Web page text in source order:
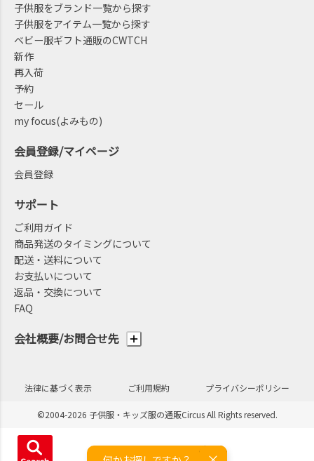
会社概要/お問合せ先
子供服をブランド一覧から探す
子供服をアイテム一覧から探す
ベビー服ギフト通販のCWTCH
新作
再入荷
予約
セール
my focus(よみもの)
会員登録/マイページ
会員登録
サポート
ご利用ガイド
商品発送のタイミングについて
配送・送料について
お支払いについて
返品・交換について
FAQ
法律に基づく表示 ご利用規約 プライバシーポリシー
©2004-2026 子供服・キッズ服の通販Circus All Rights reserved.